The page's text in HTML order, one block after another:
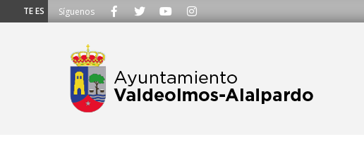
TE ESCUCHAMOS - Llámanos al 91 620 21 53 o escríbenos a ayuntamiento@alalpardo.org
Síguenos